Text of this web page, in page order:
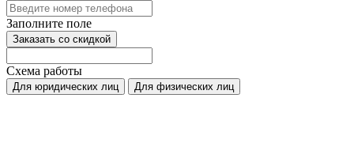
Заполните поле
Заказать со скидкой
Схема работы
Для юридических лиц Для физических лиц